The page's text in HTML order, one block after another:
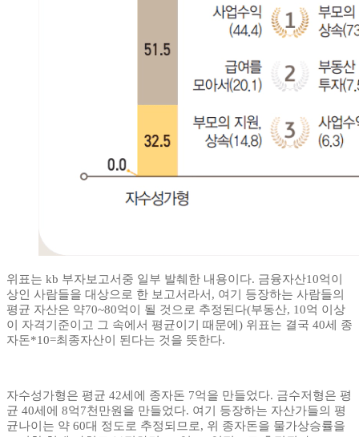
위표는 kb 부자보고서중 일부 발췌한 내용이다. 금융자산10억이
상인 사람들을 대상으로 한 보고서라서, 여기 등장하는 사람들의
평균 자산은 약70~80억이 될 것으로 추정된다(부동산, 10억 이상
이 자격기준이고 그 속에서 평균이기 때문에) 위표는 결국 40세 종
자돈*10=최종자산이 된다는 것을 뜻한다.
자수성가형은 평균 42세에 종자돈 7억을 만들었다. 금수저형은 평
균 40세에 8억7천만원을 만들었다. 여기 등장하는 자산가들의 평
균나이는 약 60대 정도로 추정되므로, 위 종자돈을 물가상승률을